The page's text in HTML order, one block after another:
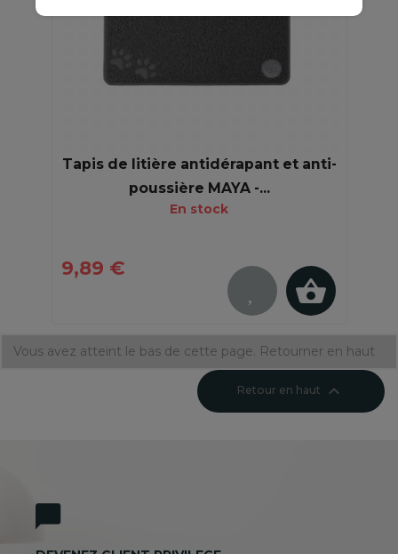
Tapis de litière antidérapant et anti-
poussière MAYA -...
En stock
9,89 €
Vous avez atteint le bas de cette page. Retourner en haut
Retour en haut 